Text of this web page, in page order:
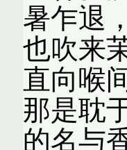
暑乍退
也吹来
直向喉
那是耽
的名与